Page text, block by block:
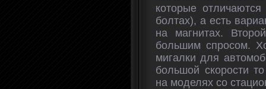
которые
болтах), а есть
на магнитах.
большим спросом.
мигалки для
большой скорости
на моделях со